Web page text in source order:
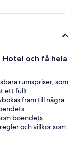
Hotel och få hela
rumspriser, som
ett fullt
fram till några
boendets
och villkor som